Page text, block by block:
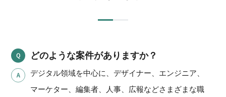
どのような案件がありますか？
デジタル領域を中心に、デザイナー、エンジニア、
マーケター、編集者、人事、広報などさまざまな職